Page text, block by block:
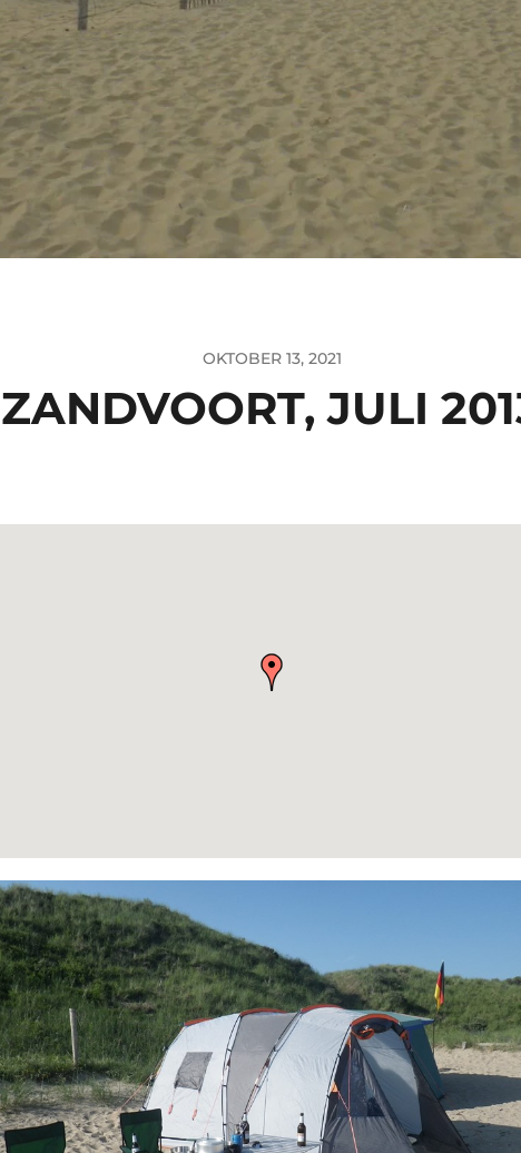
OKTOBER 13, 2021
ZANDVOORT, JULI